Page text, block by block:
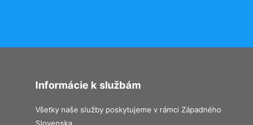
Informácie k službám
Všetky naše služby poskytujeme v rámci Západného
Slovenska.